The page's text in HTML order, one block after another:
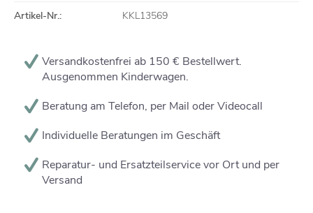
Artikel-Nr.: KKL13569
Versandkostenfrei ab 150 € Bestellwert.
Ausgenommen Kinderwagen.
Beratung am Telefon, per Mail oder Videocall
Individuelle Beratungen im Geschäft
Reparatur- und Ersatzteilservice vor Ort und per
Versand